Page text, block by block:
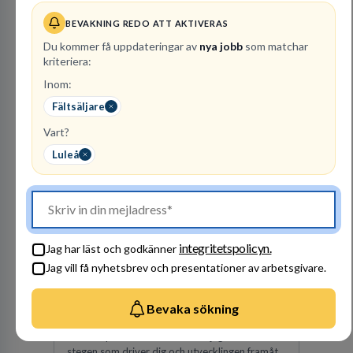
BEVAKNING REDO ATT AKTIVERAS
Du kommer få uppdateringar av nya jobb som matchar
kriteriera:
Inom:
Fältsäljare
Vart?
Luleå
Jag har läst och godkänner integritetspolicyn.
Jag vill få nyhetsbrev och presentationer av arbetsgivare.
Bevaka sökning
SOVA finns idag på 22 platser runtom i landet.
Att arbeta på SOVA är att vara en del av ett
lag. Vi har ett gemensamt ansvar för att skapa
kunder nöjda. Som medarbetare hos oss
förväntas du visa engagemang, öppenhet,
ansvar och respekt.
Vattenfall AB
lediga jobb
Visa jobb